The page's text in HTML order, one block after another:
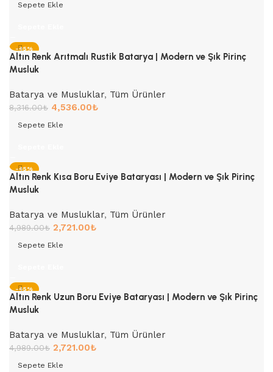
Sepete Ekle
-45%
Altın Renk Arıtmalı Rustik Batarya | Modern ve Şık Pirinç
Musluk
Batarya ve Musluklar, Tüm Ürünler
8,316.00₺ 4,536.00₺
Sepete Ekle
-45%
Altın Renk Kısa Boru Eviye Bataryası | Modern ve Şık Pirinç
Musluk
Batarya ve Musluklar, Tüm Ürünler
4,989.00₺ 2,721.00₺
Sepete Ekle
-45%
Altın Renk Uzun Boru Eviye Bataryası | Modern ve Şık Pirinç
Musluk
Batarya ve Musluklar, Tüm Ürünler
4,989.00₺ 2,721.00₺
Sepete Ekle